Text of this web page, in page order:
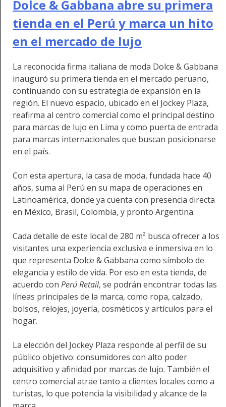
Dolce & Gabbana abre su primera
tienda en el Perú y marca un hito
en el mercado de lujo
La reconocida firma italiana de moda Dolce & Gabbana
inauguró su primera tienda en el mercado peruano,
continuando con su estrategia de expansión en la
región. El nuevo espacio, ubicado en el Jockey Plaza,
reafirma al centro comercial como el principal destino
para marcas de lujo en Lima y como puerta de entrada
para marcas internacionales que buscan posicionarse
en el país.
Con esta apertura, la casa de moda, fundada hace 40
años, suma al Perú en su mapa de operaciones en
Latinoamérica, donde ya cuenta con presencia directa
en México, Brasil, Colombia, y pronto Argentina.
Cada detalle de este local de 280 m² busca ofrecer a los
visitantes una experiencia exclusiva e inmersiva en lo
que representa Dolce & Gabbana como símbolo de
elegancia y estilo de vida. Por eso en esta tienda, de
acuerdo con Perú Retail, se podrán encontrar todas las
líneas principales de la marca, como ropa, calzado,
bolsos, relojes, joyería, cosméticos y artículos para el
hogar.
La elección del Jockey Plaza responde al perfil de su
público objetivo: consumidores con alto poder
adquisitivo y afinidad por marcas de lujo. También el
centro comercial atrae tanto a clientes locales como a
turistas, lo que potencia la visibilidad y alcance de la